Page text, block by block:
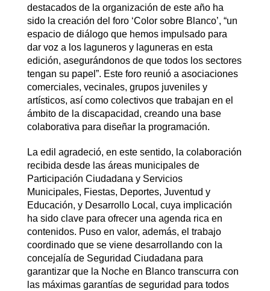
destacados de la organización de este año ha
sido la creación del foro ‘Color sobre Blanco’, “un
espacio de diálogo que hemos impulsado para
dar voz a los laguneros y laguneras en esta
edición, asegurándonos de que todos los sectores
tengan su papel”. Este foro reunió a asociaciones
comerciales, vecinales, grupos juveniles y
artísticos, así como colectivos que trabajan en el
ámbito de la discapacidad, creando una base
colaborativa para diseñar la programación.
La edil agradeció, en este sentido, la colaboración
recibida desde las áreas municipales de
Participación Ciudadana y Servicios
Municipales, Fiestas, Deportes, Juventud y
Educación, y Desarrollo Local, cuya implicación
ha sido clave para ofrecer una agenda rica en
contenidos. Puso en valor, además, el trabajo
coordinado que se viene desarrollando con la
concejalía de Seguridad Ciudadana para
garantizar que la Noche en Blanco transcurra con
las máximas garantías de seguridad para todos